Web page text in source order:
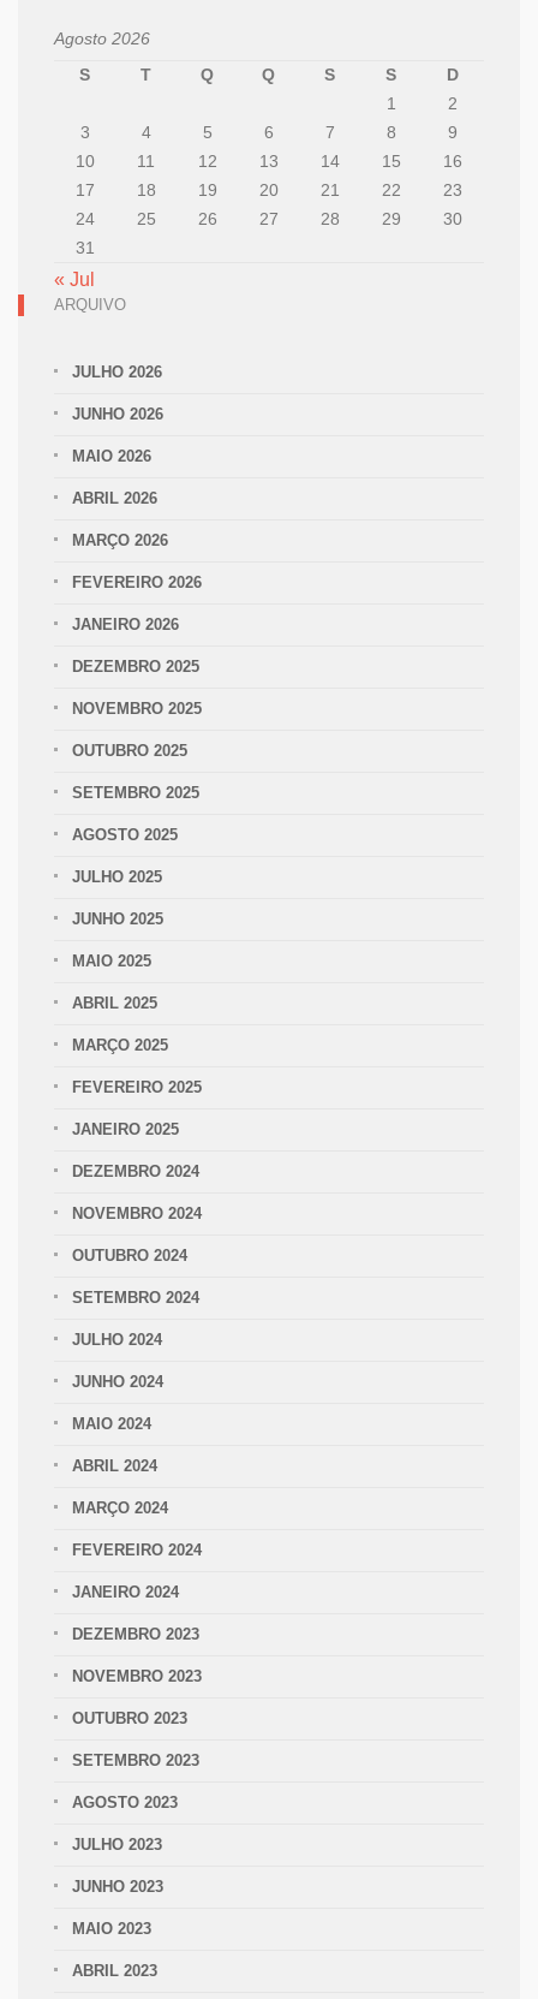
Agosto 2026
S
T Q Q S S
D
1
2
3
4 5 6 7 8
9
10
11 12 13 14 15
16
17
18 19 20 21 22
23
24
25 26 27 28 29
30
31
« Jul
ARQUIVO
JULHO 2026
JUNHO 2026
MAIO 2026
ABRIL 2026
MARÇO 2026
FEVEREIRO 2026
JANEIRO 2026
DEZEMBRO 2025
NOVEMBRO 2025
OUTUBRO 2025
SETEMBRO 2025
AGOSTO 2025
JULHO 2025
JUNHO 2025
MAIO 2025
ABRIL 2025
MARÇO 2025
FEVEREIRO 2025
JANEIRO 2025
DEZEMBRO 2024
NOVEMBRO 2024
OUTUBRO 2024
SETEMBRO 2024
JULHO 2024
JUNHO 2024
MAIO 2024
ABRIL 2024
MARÇO 2024
FEVEREIRO 2024
JANEIRO 2024
DEZEMBRO 2023
NOVEMBRO 2023
OUTUBRO 2023
SETEMBRO 2023
AGOSTO 2023
JULHO 2023
JUNHO 2023
MAIO 2023
ABRIL 2023